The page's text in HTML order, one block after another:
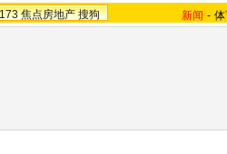
焦点房地产 搜狗 新闻 -